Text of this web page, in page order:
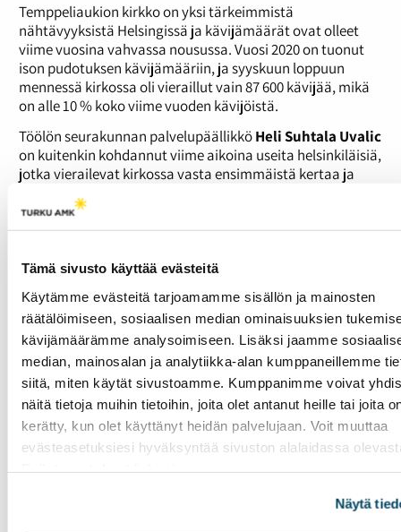
Tämä sivusto käyttää evästeitä
Käytämme evästeitä tarjoamamme sisällön ja mainosten
räätälöimiseen, sosiaalisen median ominaisuuksien
kävijämäärämme analysoimiseen. Lisäksi jaamme
median, mainosalan ja analytiikka-alan kumppaneillemme
siitä, miten käytät sivustoamme. Kumppanimme voivat
näitä tietoja muihin tietoihin, joita olet antanut heille tai joita
kerätty, kun olet käyttänyt heidän palvelujaan. Voit muuttaa
evästeasetuksiesi hyväksyntää sivuston alalaidassa
Näytä
Temppeliaukion kirkko on yksi tärkeimmistä
nähtävyyksistä Helsingissä ja kävijämäärät ovat olleet
viime vuosina vahvassa nousussa. Vuosi 2020 on tuonut
ison pudotuksen kävijämääriin, ja syyskuun loppuun
mennessä kirkossa oli vieraillut vain 87 600 kävijää, mikä
on alle 10 % koko viime vuoden kävijöistä.
Töölön seurakunnan palvelupäällikköHeli Suhtala Uvalic
on kuitenkin kohdannut viime aikoina useita helsinkiläisiä,
jotka vierailevat kirkossa vasta ensimmäistä kertaa ja
haluavat tulla nauttimaan kirkon rauhoittavasta
tunnelmasta. Tunnelma on huomattavasti muuttunut
sitten viime vuoden. Kesällä 2019 kirkossa saattoi vierailla
Vilkkaimpina päivinä tunnelma kirkossa saattoi olla jopa
itse vieraille eikä houkutellut paikallisia kävijöiksi.
Käyntikohteilla on kulttuurisia ja
taloudellisia merkityksiä
Matkailijoilla on merkittävä rooli Helsingin käyntikohteille
monilla tavoilla, ja kävijöitä toivotaan pian lisää.
Kestävän kaupunkikehittämisen yliopistonlehtoriSalla
JokelaTampereen yliopistosta toteaa, että monet
käyntikohteet ovat vahva osa kaupungin identiteettia. Se,